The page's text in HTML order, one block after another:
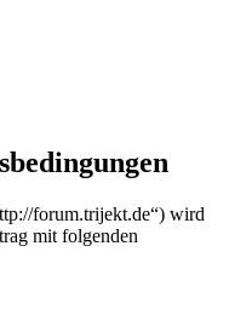
forum.trijekt.de“) wird
mit folgenden